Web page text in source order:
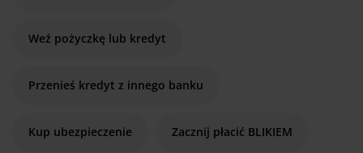
Weź pożyczkę lub kredyt
Przenieś kredyt z innego banku
Kup ubezpieczenie Zacznij płacić BLIKIEM